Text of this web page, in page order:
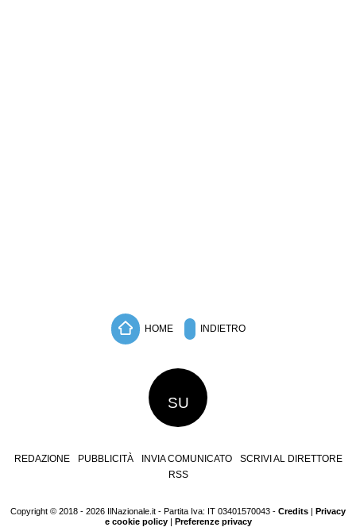
HOME INDIETRO
SU
REDAZIONE PUBBLICITÀ INVIA COMUNICATO
SCRIVI AL DIRETTORE
RSS
Copyright © 2018 - 2026 IlNazionale.it - Partita Iva: IT 03401570043 - Credits | Privacy
e cookie policy| Preferenze privacy